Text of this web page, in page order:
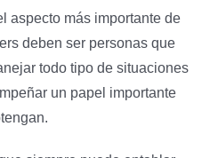
aspecto más importante de
deben ser personas que
todo tipo de situaciones
un papel importante